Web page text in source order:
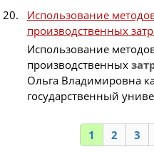
Использование
производственных
Использование
производственных
Ольга Владимировна
государственный
1 2 3